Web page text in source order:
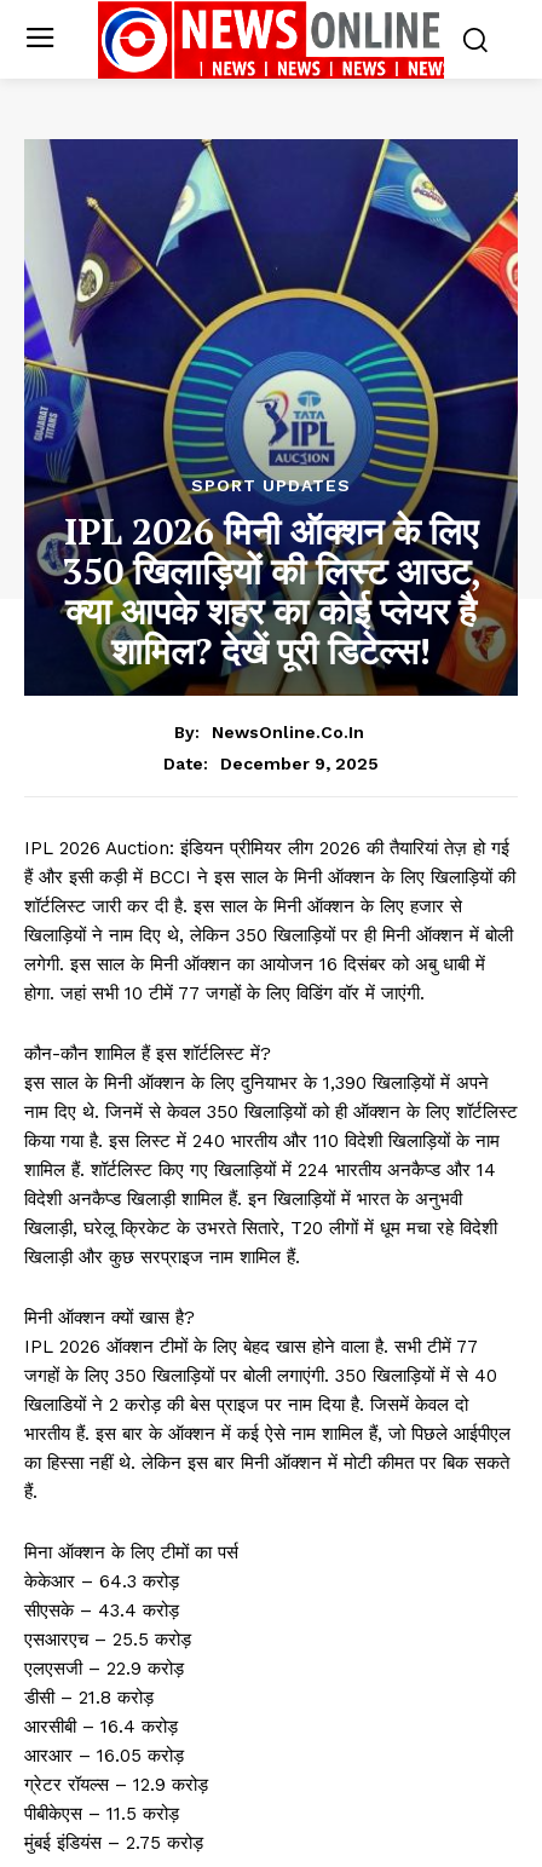
SPORT UPDATES
IPL 2026 मिनी ऑक्शन के लिए
350 खिलाड़ियों की लिस्ट आउट,
क्या आपके शहर का कोई प्लेयर है
शामिल? देखें पूरी डिटेल्स!
By:
NewsOnline.co.in
Date:
December 9, 2025
IPL 2026 Auction: इंडियन प्रीमियर लीग 2026 की तैयारियां तेज़ हो गई
हैं और इसी कड़ी में BCCI ने इस साल के मिनी ऑक्शन के लिए खिलाड़ियों की
शॉर्टलिस्ट जारी कर दी है. इस साल के मिनी ऑक्शन के लिए हजार से
खिलाड़ियों ने नाम दिए थे, लेकिन 350 खिलाड़ियों पर ही मिनी ऑक्शन में बोली
लगेगी. इस साल के मिनी ऑक्शन का आयोजन 16 दिसंबर को अबु धाबी में
होगा. जहां सभी 10 टीमें 77 जगहों के लिए विडिंग वॉर में जाएंगी.
कौन-कौन शामिल हैं इस शॉर्टलिस्ट में?
इस साल के मिनी ऑक्शन के लिए दुनियाभर के 1,390 खिलाड़ियों में अपने
नाम दिए थे. जिनमें से केवल 350 खिलाड़ियों को ही ऑक्शन के लिए शॉर्टलिस्ट
किया गया है. इस लिस्ट में 240 भारतीय और 110 विदेशी खिलाड़ियों के नाम
शामिल हैं. शॉर्टलिस्ट किए गए खिलाड़ियों में 224 भारतीय अनकैप्ड और 14
विदेशी अनकैप्ड खिलाड़ी शामिल हैं. इन खिलाड़ियों में भारत के अनुभवी
खिलाड़ी, घरेलू क्रिकेट के उभरते सितारे, T20 लीगों में धूम मचा रहे विदेशी
खिलाड़ी और कुछ सरप्राइज नाम शामिल हैं.
मिनी ऑक्शन क्यों खास है?
IPL 2026 ऑक्शन टीमों के लिए बेहद खास होने वाला है. सभी टीमें 77
जगहों के लिए 350 खिलाड़ियों पर बोली लगाएंगी. 350 खिलाड़ियों में से 40
खिलाडियों ने 2 करोड़ की बेस प्राइज पर नाम दिया है. जिसमें केवल दो
भारतीय हैं. इस बार के ऑक्शन में कई ऐसे नाम शामिल हैं, जो पिछले आईपीएल
का हिस्सा नहीं थे. लेकिन इस बार मिनी ऑक्शन में मोटी कीमत पर बिक सकते
हैं.
मिना ऑक्शन के लिए टीमों का पर्स
केकेआर – 64.3 करोड़
सीएसके – 43.4 करोड़
एसआरएच – 25.5 करोड़
एलएसजी – 22.9 करोड़
डीसी – 21.8 करोड़
आरसीबी – 16.4 करोड़
आरआर – 16.05 करोड़
ग्रेटर रॉयल्स – 12.9 करोड़
पीबीकेएस – 11.5 करोड़
मुंबई इंडियंस – 2.75 करोड़